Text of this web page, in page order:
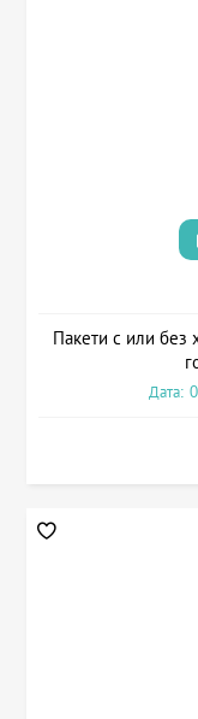
Пакети с или без
Дата: